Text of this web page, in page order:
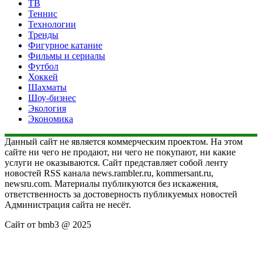
ТВ
Теннис
Технологии
Тренды
Фигурное катание
Фильмы и сериалы
Футбол
Хоккей
Шахматы
Шоу-бизнес
Экология
Экономика
Данный сайт не является коммерческим проектом. На этом
сайте ни чего не продают, ни чего не покупают, ни какие
услуги не оказываются. Сайт представляет собой ленту
новостей RSS канала news.rambler.ru, kommersant.ru,
newsru.com. Материалы публикуются без искажения,
ответственность за достоверность публикуемых новостей
Администрация сайта не несёт.
Сайт от bmb3 @ 2025